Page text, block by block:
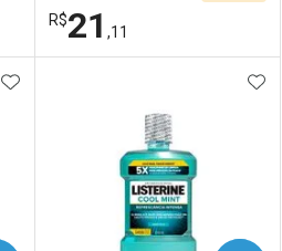
R$21 ,11
Laboratório
Por Menos
ADICIONAR AOS FAVORITOS